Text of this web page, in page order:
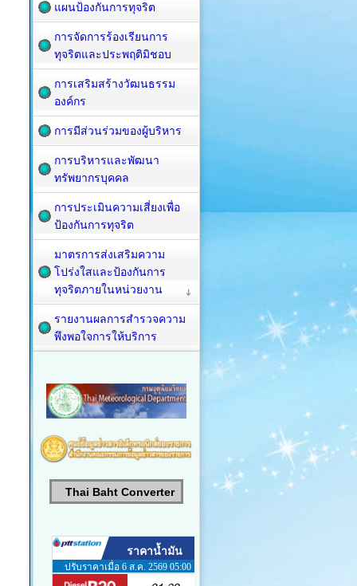
แผนป้องกันการทุจริต
การจัดการร้องเรียนการ
ทุจริตและประพฤติมิชอบ
การเสริมสร้างวัฒนธรรม
องค์กร
การมีส่วนร่วมของผู้บริหาร
การบริหารและพัฒนา
ทรัพยากรบุคคล
การประเมินความเสี่ยงเพื่อ
ป้องกันการทุจริต
มาตรการส่งเสริมความ
โปร่งใสและป้องกันการ
ทุจริตภายในหน่วยงาน
รายงานผลการสำรวจความ
พึงพอใจการให้บริการ
Thai Baht Converter